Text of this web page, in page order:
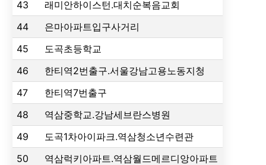
43
래미안하이스턴.대치순복음교회
44
은마아파트입구사거리
45
도곡초등학교
46
한티역2번출구.서울강남고용노동지청
47
한티역7번출구
48
역삼중학교.강남세브란스병원
49
도곡1차아이파크.역삼청소년수련관
50
역삼럭키아파트.역삼월드메르디앙아파트